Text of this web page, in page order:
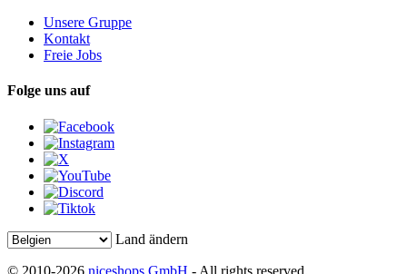
Unsere Gruppe
Kontakt
Freie Jobs
Folge uns auf
Land ändern
© 2010-2026 niceshops GmbH - All rights reserved.